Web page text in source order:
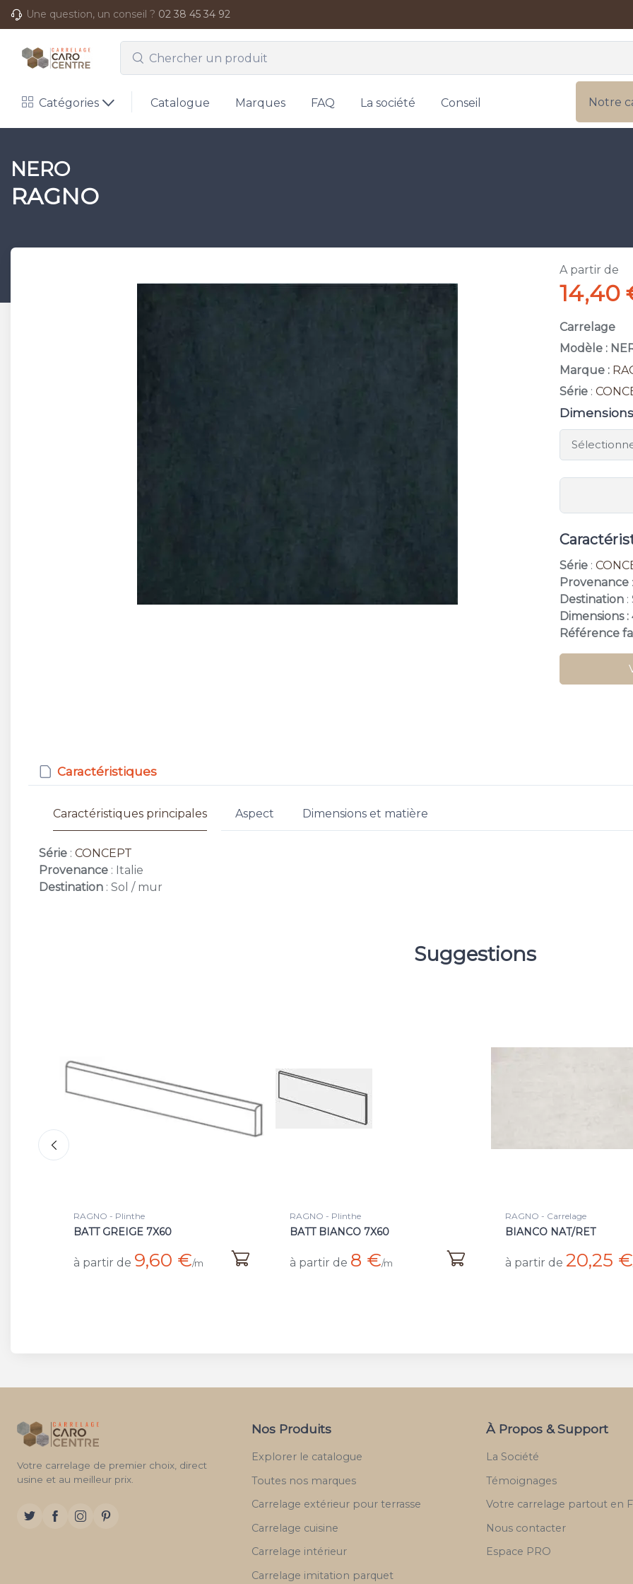
Une question, un conseil ? 02 38 45 34 92
Catégories Catalogue Marques FAQ La société Conseil Notre
NERO
RAGNO
A partir de
14,40
Carrelage
Modèle :
Marque :
Série :
Dimensions
Série :
Provenance
Destination :
Dimensions
Référence
Caractéristiques
Caractéristiques principales Aspect Dimensions et matière
Série : CONCEPT
Provenance : Italie
Destination : Sol / mur
Suggestions
RAGNO - Plinthe
BATT BIANCO 7X60
à partir de 8 €/m
RAGNO - Carrelage
BIANCO NAT/RET
à partir de 20,25 €
RAGNO - Carrelage
CONCEPT GREIGE
à partir de 32,75 €
Votre carrelage de premier choix, direct
usine et au meilleur prix.
Nos Produits
Explorer le catalogue
Toutes nos marques
Carrelage extérieur pour terrasse
Carrelage cuisine
Carrelage intérieur
Carrelage imitation parquet
À Propos & Support
La Société
Témoignages
Votre carrelage partout en
Nous contacter
Espace PRO